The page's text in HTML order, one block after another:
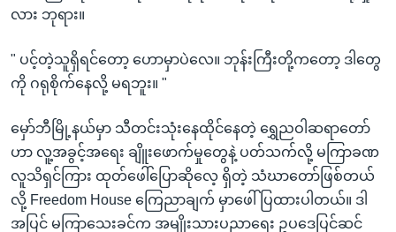
လား ဘုရား။
" ပင့်တဲ့သူရှိရင်တော့ ဟောမှာပဲလေ။ ဘုန်းကြီးတို့ကတော့ ဒါတွေ
ကို ဂရုစိုက်နေလို့ မရဘူး။ "
မှော်ဘီမြို့နယ်မှာ သီတင်းသုံးနေထိုင်နေတဲ့ ရွှေညဝါဆရာတော်
ဟာ လူ့အခွင့်အရေး ချိူးဖောက်မှုတွေနဲ့ ပတ်သက်လို့ မကြာခဏ
လူသိရှင်ကြား ထုတ်ဖေါ်ပြောဆိုလေ့ ရှိတဲ့ သံဃာတော်ဖြစ်တယ်
လို့ Freedom House ကြေညာချက် မှာဖေါ်ပြထားပါတယ်။ ဒါ
အပြင် မကြာသေးခင်က အမျိုးသားပညာရေး ဥပဒေပြင်ဆင်